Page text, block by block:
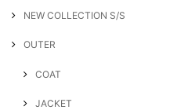
NEW COLLECTION S/S
OUTER
COAT
JACKET